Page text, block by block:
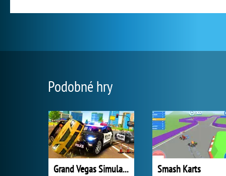
Podobné hry
Grand Vegas Simulator Smash Karts